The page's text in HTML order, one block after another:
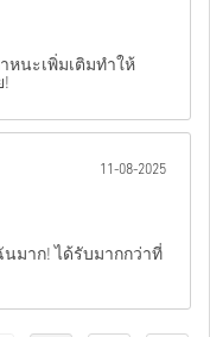
หนะเพิ่มเติมทำให้
!
11-08-2025
นมาก! ได้รับมากกว่าที่